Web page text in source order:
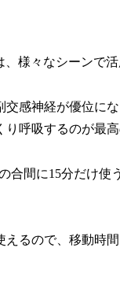
、様々なシーンで
交感神経が優位に
呼吸するのが最高
合間に15分だけ
えるので、移動時